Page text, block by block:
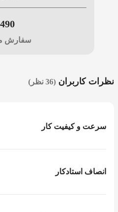
490
سفارش
نظرات کاربران (36 نظر)
سرعت و کیفیت کار
انصاف استادکار